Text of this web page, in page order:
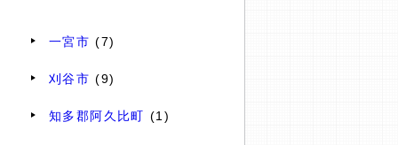
一宮市 (7)
刈谷市 (9)
知多郡阿久比町 (1)